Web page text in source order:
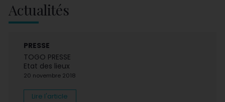
Actualités
PRESSE
TOGO PRESSE
Etat des lieux
20 novembre 2018
Lire l'article